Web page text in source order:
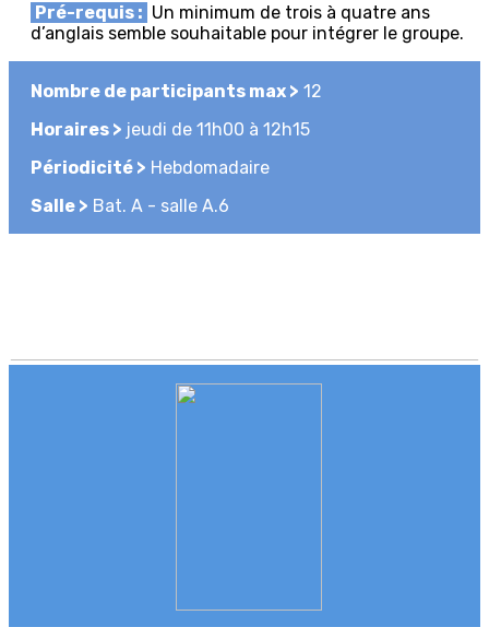
Pré-requis : Un minimum de trois à quatre ans
d’anglais semble souhaitable pour intégrer le groupe.
Nombre de participants max > 12
Horaires > jeudi de 11h00 à 12h15
Périodicité > Hebdomadaire
Salle > Bat. A - salle A.6